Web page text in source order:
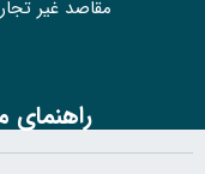
مقاصد غیر
راهنمای